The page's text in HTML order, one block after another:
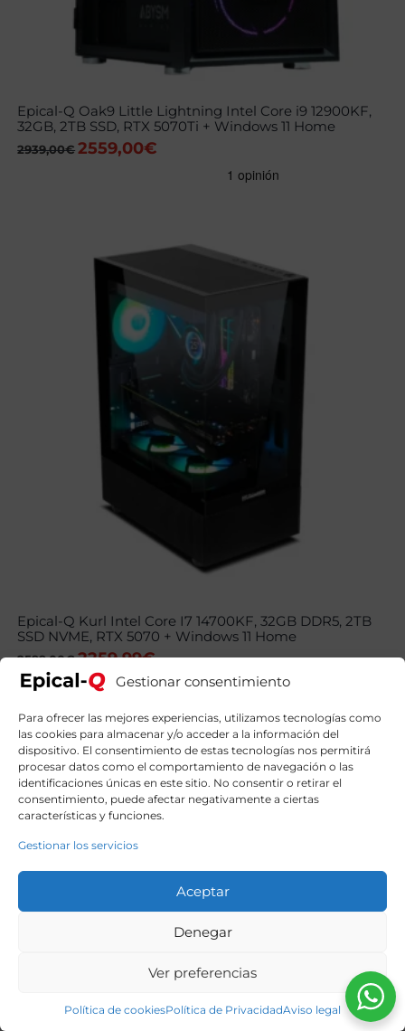
Gestionar consentimiento
Para ofrecer las mejores experiencias, utilizamos tecnologías como
las cookies para almacenar y/o acceder a la información del
dispositivo. El consentimiento de estas tecnologías nos permitirá
procesar datos como el comportamiento de navegación o las
identificaciones únicas en este sitio. No consentir o retirar el
consentimiento, puede afectar negativamente a ciertas
características y funciones.
Gestionar los servicios
Aceptar
Denegar
Ver preferencias
Política de cookiesPolítica de PrivacidadAviso legal
Epical-Q Oak9 Little Lightning Intel Core i9 12900KF,
32GB, 2TB SSD, RTX 5070Ti + Windows 11 Home
2939,00€ El
2559,00€
Epical-Q Kurl Intel Core I7 14700KF, 32GB DDR5, 2TB
SSD NVME, RTX 5070 + Windows 11 Home
2599,00€El
precio
original
2599,00€.
2259,99€El
actual
2259,99€.